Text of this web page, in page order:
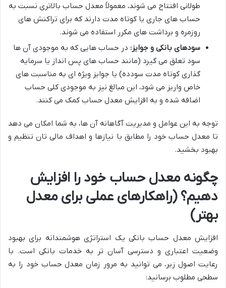
طولانی افتتاح می شوند، معمولاً معدل حساب بالاتری نسبت به
حساب های جاری یا کوتاه مدت دارند که برای تراکنش های
روزمره و برداشت های مکرر استفاده می شوند.
سودهای بانکی و جوایز: در حساب هایی که به موجودی آن ها
سود تعلق می گیرد (مانند حساب های پس انداز یا سرمایه
گذاری کوتاه مدت سودده) یا جوایز ویژه ای به مناسبت های
خاص واریز می شود، این مبالغ نیز به موجودی کلی حساب
اضافه شده و به افزایش معدل حساب کمک می کنند.
توجه به این عوامل و مدیریت آگاهانه آن ها، به شما امکان می دهد
تا معدل حساب خود را مطابق با نیازها و اهداف مالی تان تنظیم و
بهبود بخشید.
چگونه معدل حساب خود را افزایش
دهیم؟ (راهکارهای عملی برای معدل
بهتر)
افزایش معدل حساب بانکی یک استراتژی هوشمندانه برای بهبود
وضعیت اعتباری و دسترسی آسان تر به خدمات بانکی است. با
رعایت اصول زیر، می توانید به مرور زمان معدل حساب خود را به
سطحی مطلوب برسانید: